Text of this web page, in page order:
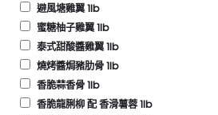
避風塘雞翼 1lb
蜜糖柚子雞翼 1lb
泰式甜酸醬雞翼 1lb
燒烤醬焗豬肋骨 1lb
香脆蒜香骨 1lb
香脆龍脷柳 配 香滑薯蓉 1lb